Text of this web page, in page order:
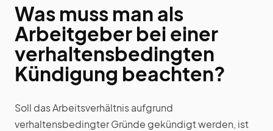
Was muss man als
Arbeitgeber bei einer
verhaltensbedingten
Kündigung beachten?
Soll das Arbeitsverhältnis aufgrund
verhaltensbedingter Gründe gekündigt werden, ist